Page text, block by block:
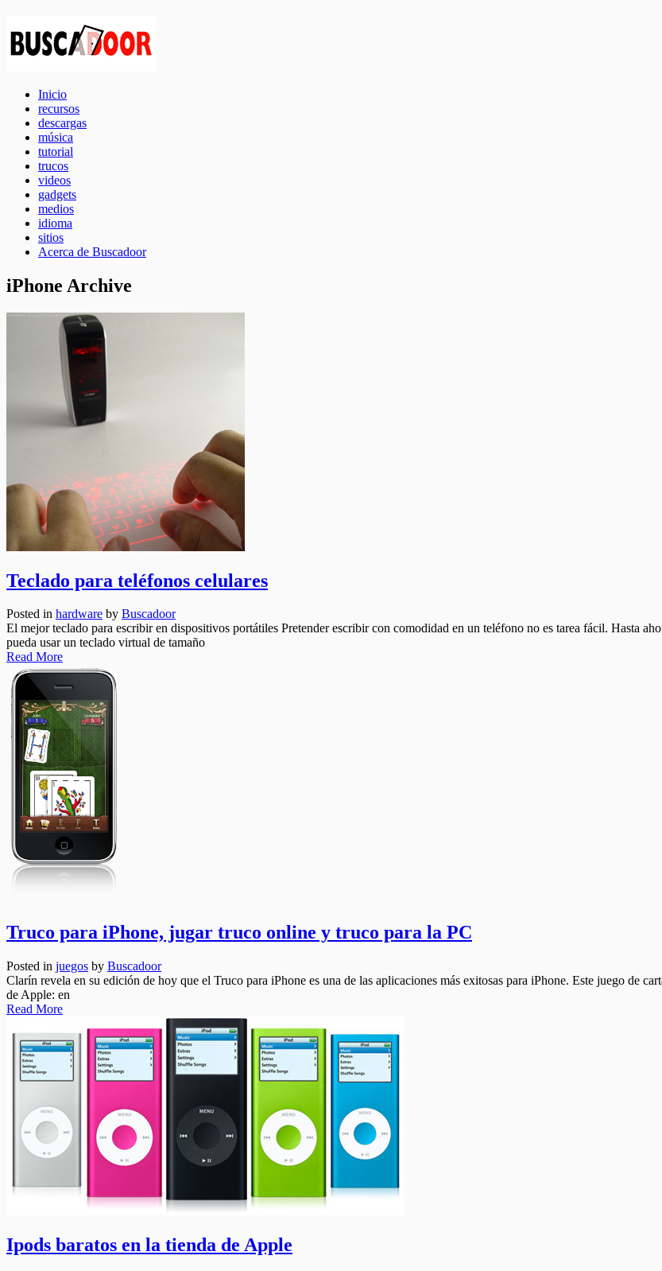
Inicio
recursos
descargas
música
tutorial
trucos
videos
gadgets
medios
idioma
sitios
Acerca de Buscadoor
iPhone Archive
Teclado para teléfonos celulares
Posted in hardware by Buscadoor
El mejor teclado para escribir en dispositivos portátiles Pretender escribir con comodidad en un teléfono no es tarea fácil. Hasta
pueda usar un teclado virtual de tamaño
Read More
Truco para iPhone, jugar truco online y truco para la PC
Posted in juegos by Buscadoor
Clarín revela en su edición de hoy que el Truco para iPhone es una de las aplicaciones más exitosas para iPhone. Este juego de
de Apple: en
Read More
Ipods baratos en la tienda de Apple